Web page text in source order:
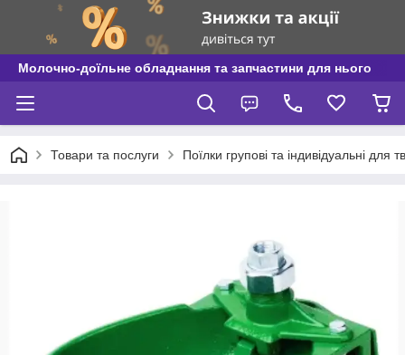
Молочно-доїльне обладнання та запчастини для нього
Товари та послуги Поїлки групові та індивідуальні для